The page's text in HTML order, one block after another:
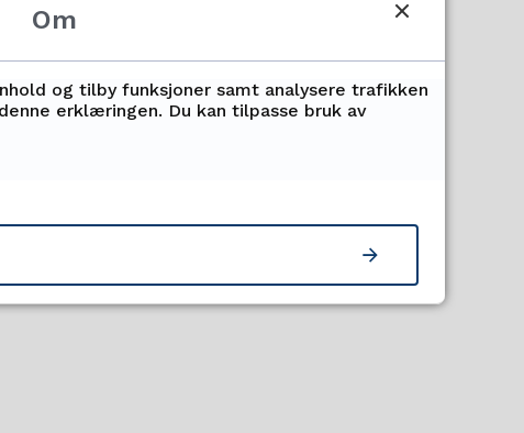
vedtaket.
november
Om
og tilby funksjoner samt analysere trafikken
erklæringen. Du kan tilpasse bruk av